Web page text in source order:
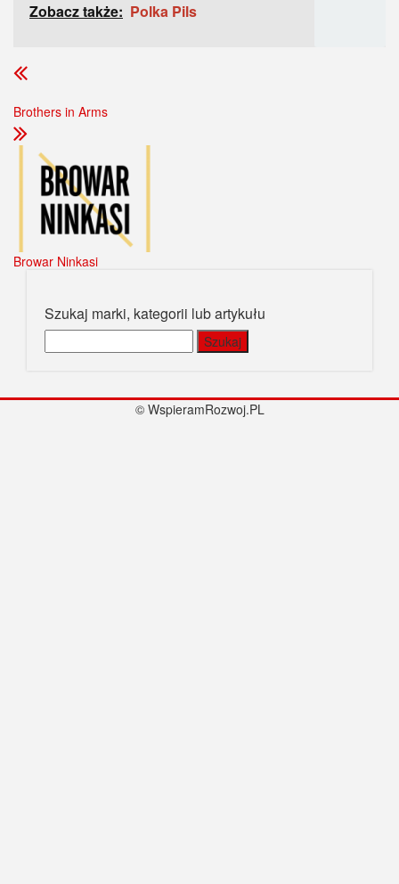
Zobacz także: Polka Pils
Brothers in Arms
Browar Ninkasi
Szukaj marki, kategorii lub artykułu
© WspieramRozwoj.PL